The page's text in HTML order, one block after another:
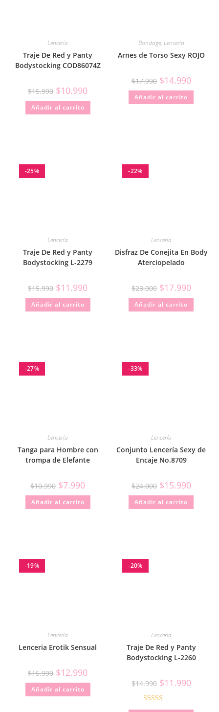
Lencería
Traje De Red y Panty
Bodystocking COD86074Z
$15.990 $10.990
Añadir al carrito
Bondage, Lencería
Arnes de Torso Sexy ROJO
$17.990 $14.990
Añadir al carrito
-25%
Lencería
Traje De Red y Panty
Bodystocking L-2279
$15.990 $11.990
Añadir al carrito
-22%
Lencería
Disfraz De Conejita En Body
Aterciopelado
$23.000 $17.990
Añadir al carrito
-27%
Lencería
Tanga para Hombre con
trompa de Elefante
$10.990 $7.990
Añadir al carrito
-33%
Lencería
Conjunto Lencería Sexy de
Encaje No.8709
$24.000 $15.990
Añadir al carrito
-19%
Lencería
Lenceria Erotik Sensual
$15.990 $12.990
Añadir al carrito
-20%
Lencería
Traje De Red y Panty
Bodystocking L-2260
$14.990 $11.990
Valorado con